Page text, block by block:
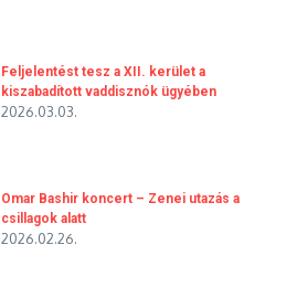
Feljelentést tesz a XII. kerület a
kiszabadított vaddisznók ügyében
2026.03.03.
Omar Bashir koncert – Zenei utazás a
csillagok alatt
2026.02.26.